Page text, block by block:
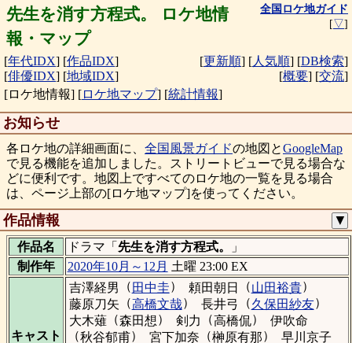
先生を消す方程式。 ロケ地情
報・マップ
全国ロケ地ガイド
[▽]
[年代IDX] [作品IDX]
[俳優IDX] [地域IDX]
[更新順] [人気順] [DB検索]
[概要] [交流]
[ロケ地情報] [ロケ地マップ] [統計情報]
お知らせ
各ロケ地の詳細画面に、 全国風景ガイドの地図とGoogleMap
で見る機能を追加しました。ストリートビューで見る場合な
どに便利です。地図上ですべてのロケ地の一覧を見る場合
は、ページ上部の[ロケ地マップ]を使ってください。
作品情報 ▼
作品名 ドラマ「 先生を消す方程式。
」
制作年
2020年10月～12月 土曜 23:00 EX
キャスト
吉澤経男 （ 田中圭） 頼田朝日 （山田裕貴）
藤原刀矢 （高橋文哉） 長井弓 （久保田紗友）
大木薙（森田想） 剣力 （高橋侃）
伊吹命
（秋谷郁甫） 宮下加奈 （榊原有那）
早川京子